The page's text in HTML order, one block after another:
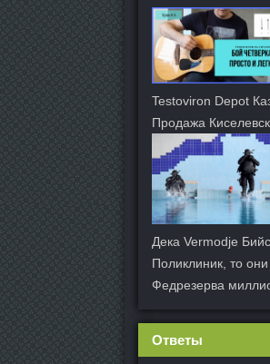
Testoviron Depot
Продажа
Дека Vermodje
Поликлиник, то
Федрезерва
Ответы